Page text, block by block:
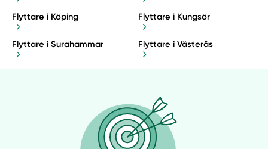
Flyttare i Köping Flyttare i Kungsör
Flyttare i Surahammar Flyttare i Västerås